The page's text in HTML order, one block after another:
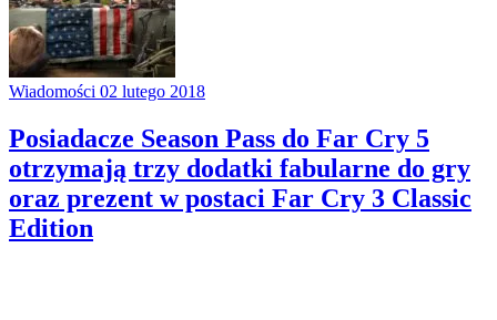
Wiadomości 02 lutego 2018
Posiadacze Season Pass do Far Cry 5
otrzymają trzy dodatki fabularne do gry
oraz prezent w postaci Far Cry 3 Classic
Edition